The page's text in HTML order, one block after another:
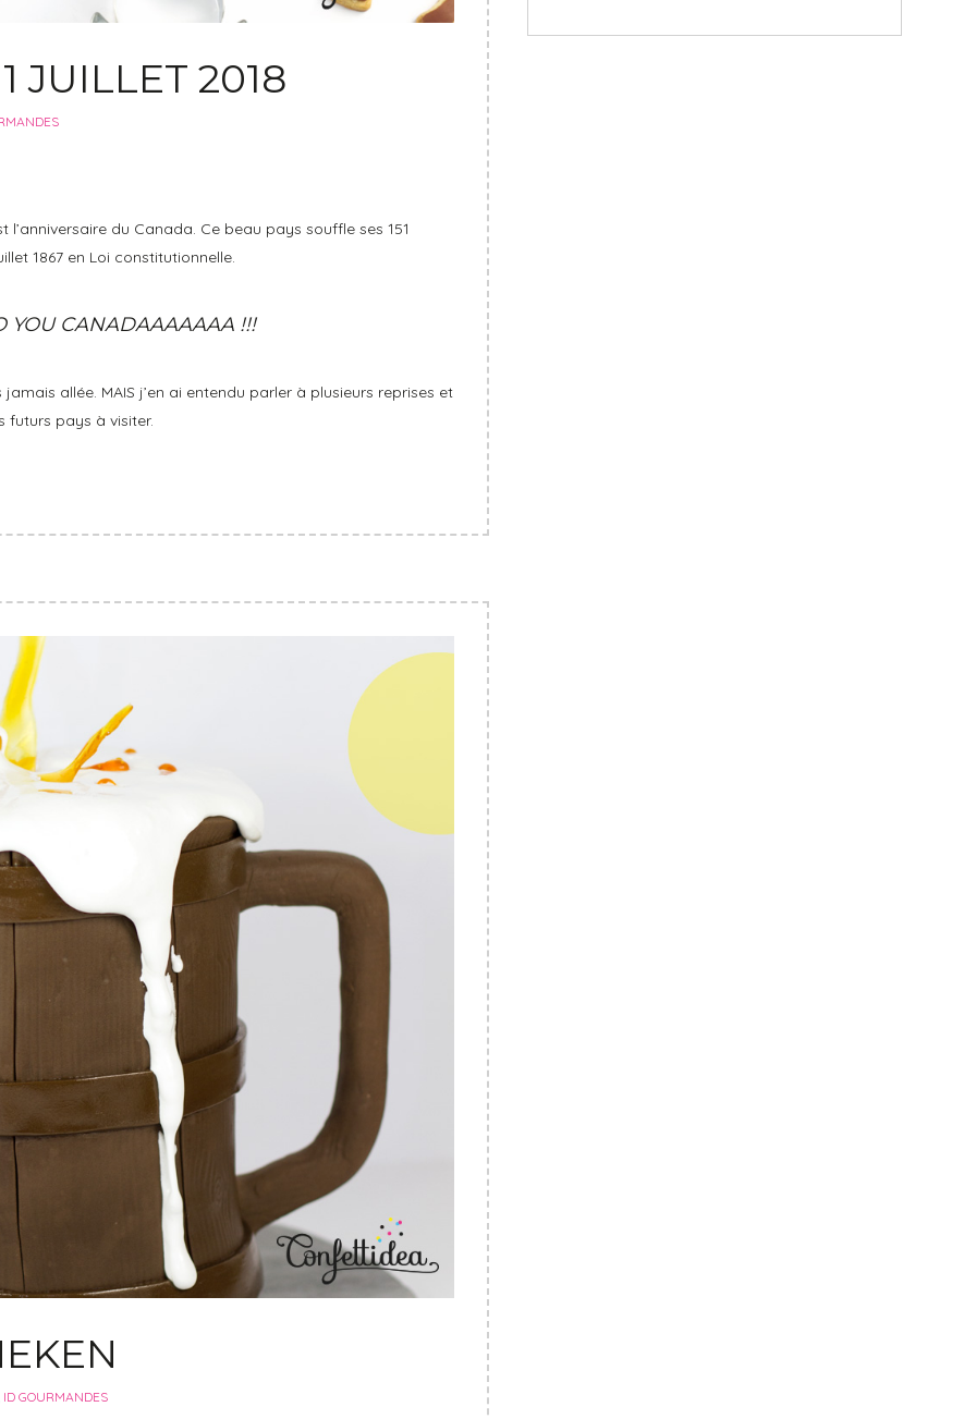
JUILLET 2018
l’anniversaire du Canada. Ce beau pays souffle ses 151
1867 en Loi constitutionnelle.
YOU CANADAAAAAAA !!!
allée. MAIS j’en ai entendu parler à plusieurs reprises et
futurs pays à visiter.
ID GOURMANDES